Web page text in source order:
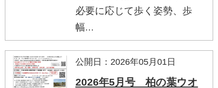
必要に応じて歩く姿勢、歩
幅...
公開日：2026年05月01日
2026年5月号 柏の葉ウオ